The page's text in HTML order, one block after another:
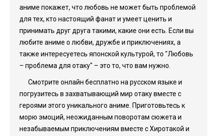
аниме покажет, что любовь не может быть проблемой
для тех, кто настоящий фанат и умеет ценить и
принимать друг друга такими, какие они есть. Если вы
любите аниме о любви, дружбе и приключениях, а
также интересуетесь японской культурой, то "Любовь
– проблема для отаку" – это то, что вам нужно.
Смотрите онлайн бесплатно на русском языке и
погрузитесь в захватывающий мир отаку вместе с
героями этого уникального аниме. Приготовьтесь к
морю эмоций, неожиданным поворотам сюжета и
незабываемым приключениям вместе с Хиротакой и